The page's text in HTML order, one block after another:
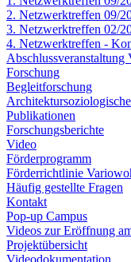
2. Netzwerktreffen 09/
3. Netzwerktreffen 02/
4. Netzwerktreffen -
Abschlussveranstaltung
Forschung
Begleitforschung
Publikationen
Forschungsberichte
Video
Förderprogramm
Förderrichtlinie
Häufig gestellte Fragen
Kontakt
Pop-up Campus
Videos zur Eröffnung
Projektübersicht
Videodokumentation